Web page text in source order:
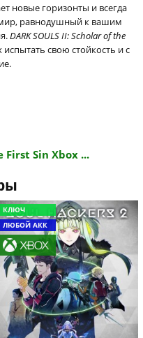
новые горизонты и всегда
мир, равнодушный к вашим
DARK SOULS II: Scholar of the
свою стойкость и с
First Sin Xbox ...
КЛЮЧ
ЛЮБОЙ АКК